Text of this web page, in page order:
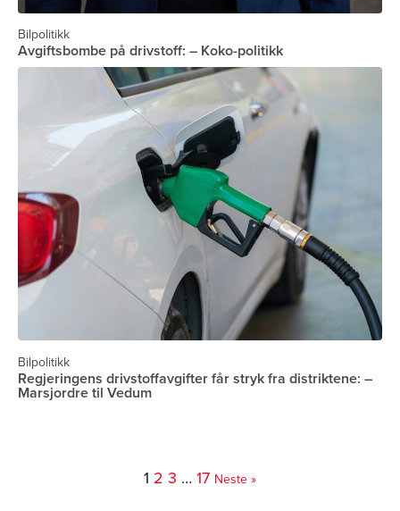
Bilpolitikk
Avgiftsbombe på drivstoff: – Koko-politikk
Bilpolitikk
Regjeringens drivstoffavgifter får stryk fra distriktene: –
Marsjordre til Vedum
1 2 3 … 17 Neste »